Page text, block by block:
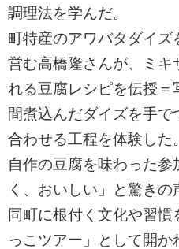
調理法を学んだ。
町特産のアワバタダイズ
営む高橋隆さんが、ミ
れる豆腐レシピを伝授
間煮込んだダイズを手で
合わせる工程を体験した。
自作の豆腐を味わった
く、おいしい」と驚きの
同町に根付く文化や習
っこツアー」として開か